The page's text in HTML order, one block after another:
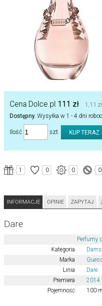
Cena Dolce.pl 111 zł 1,11
Dostępny. Wysyłka w 1 - 4 dni
Ilość szt.
1 0 0 0
INFORMACJE OPINIE ZAPYTAJ
Dare
Perfumy
Kategoria
Marka
Linia
Dare
Premiera
2014
Pojemność
100